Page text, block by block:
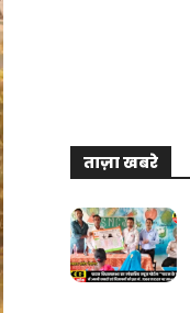
ताज़ा खबरे